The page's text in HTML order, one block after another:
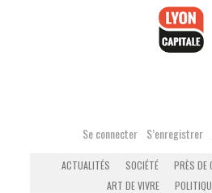
Se connecter S’enregistrer
ACTUALITÉS SOCIÉTÉ PRÈS DE
ART DE VIVRE